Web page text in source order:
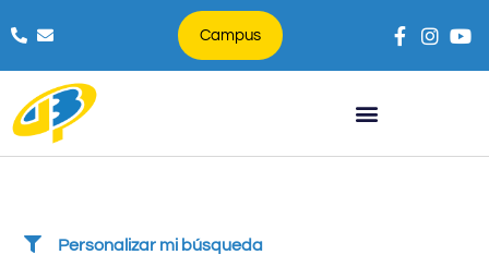
Campus
Personalizar mi búsqueda